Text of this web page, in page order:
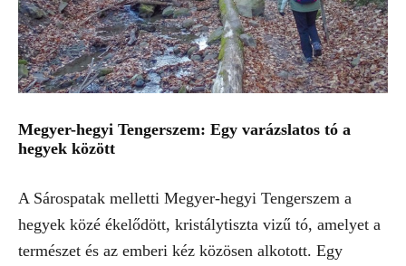
Megyer-hegyi Tengerszem: Egy varázslatos tó a
hegyek között
A Sárospatak melletti Megyer-hegyi Tengerszem a
hegyek közé ékelődött, kristálytiszta vizű tó, amelyet a
természet és az emberi kéz közösen alkotott. Egy